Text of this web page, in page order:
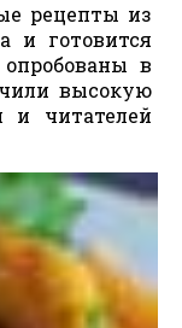
рецепты из
и готовится
в
высокую
и читателей